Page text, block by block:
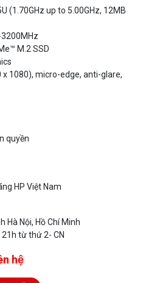
(1.70GHz up to 5.00GHz, 12MB
3200MHz
M.2 SSD
x 1080), micro-edge, anti-glare,
quyền
HP Việt Nam
Hà Nội, Hồ Chí Minh
từ thứ 2- CN
hệ